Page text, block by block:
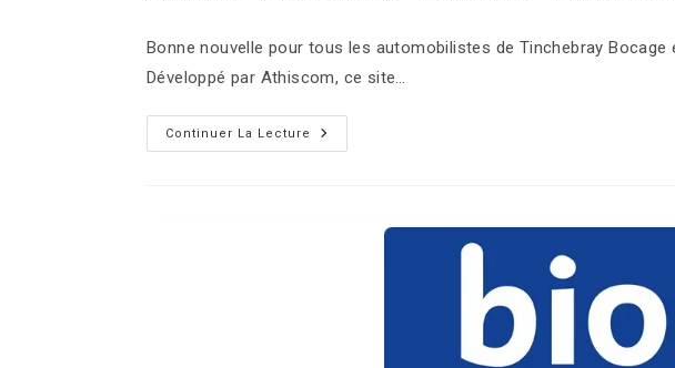
Bonne nouvelle pour tous les automobilistes de Tinchebray
Développé par Athiscom, ce site…
Continuer La Lecture